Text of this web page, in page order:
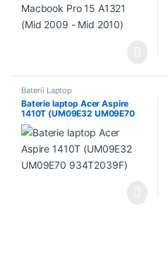
Baterii Laptop
Baterie laptop Acer Aspire
1410T (UM09E32 UM09E70
934T2039F)